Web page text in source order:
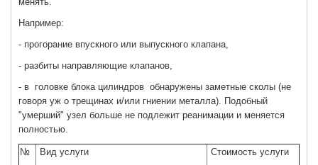
Например:
- прогорание впускного или выпускного клапана,
- разбиты направляющие клапанов,
- в головке блока цилиндров обнаружены заметные сколы (не
говоря уж о трещинах и/или гниении металла). Подобный
"умерший" узел больше не подлежит реанимации и меняется
полностью.
№ Вид услуги Стоимость услуги